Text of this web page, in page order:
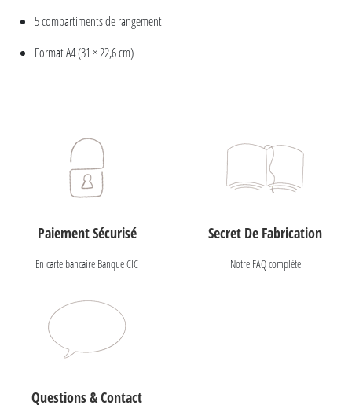
5 compartiments de rangement
Format A4 (31 × 22,6 cm)
Paiement Sécurisé
En carte bancaire Banque CIC
Secret De Fabrication
Notre FAQ complète
Questions & Contact